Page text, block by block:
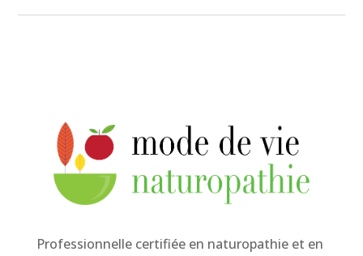
Professionnelle certifiée en naturopathie et en